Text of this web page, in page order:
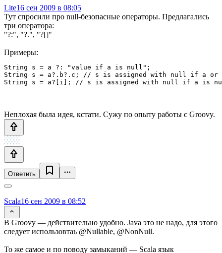
Lite16 сен 2009 в 08:05
Тут спросили про null-безопасные операторы. Предлагались
три оператора:
"?:", "?.", "?[]"
Примеры:
String s = a ?: "value if a is null";
String s = a?.b?.c; // s is assigned with null if a
String s = a?[i]; // s is assigned with null if a is
Неплохая была идея, кстати. Сужу по опыту работы с Groovy.
Ответить
Scala16 сен 2009 в 08:52
В Groovy — действительно удобно. Java это не надо, для этого
следует использовтаь @Nullable, @NonNull.
То же самое и по поводу замыканий — Scala язык